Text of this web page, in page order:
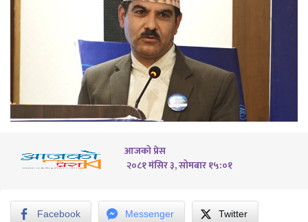
आजको प्रेस
२०८१ मंसिर ३, सोमबार १५:०१
Facebook Messenger Twitter